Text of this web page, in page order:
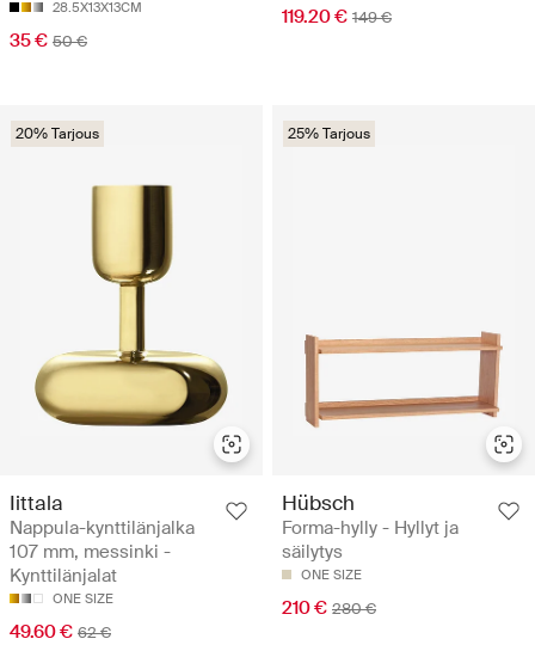
28.5X13X13CM
35 € 50 €
119.20 € 149 €
20% Tarjous
Iittala
Nappula-kynttilänjalka
107 mm, messinki -
Kynttilänjalat
ONE SIZE
49.60 € 62 €
25% Tarjous
Hübsch
Forma-hylly - Hyllyt ja
säilytys
ONE SIZE
210 € 280 €